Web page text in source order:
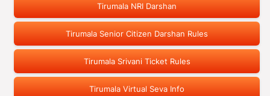
Tirumala NRI Darshan
Tirumala Senior Citizen Darshan Rules
Tirumala Srivani Ticket Rules
Tirumala Virtual Seva Info